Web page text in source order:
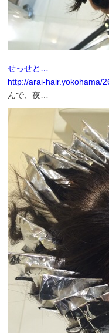
せっせと…
http://arai-hair.yokohama/
んで、夜…